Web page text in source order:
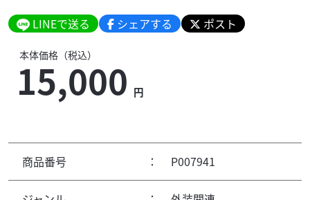
LINEで送る シェアする ポスト
本体価格（税込）
15,000 円
商品番号 ： P007941